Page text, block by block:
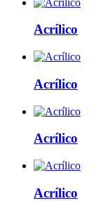
Acrílico
Acrílico
Acrílico
Acrílico